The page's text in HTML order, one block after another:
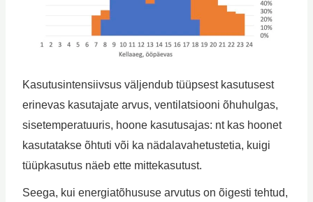
Kasutusintensiivsus väljendub tüüpsest kasutusest
erinevas kasutajate arvus, ventilatsiooni õhuhulgas,
sisetemperatuuris, hoone kasutusajas: nt kas hoonet
kasutatakse õhtuti või ka nädalavahetustetia, kuigi
tüüpkasutus näeb ette mittekasutust.
Seega, kui energiatõhususe arvutus on õigesti tehtud,